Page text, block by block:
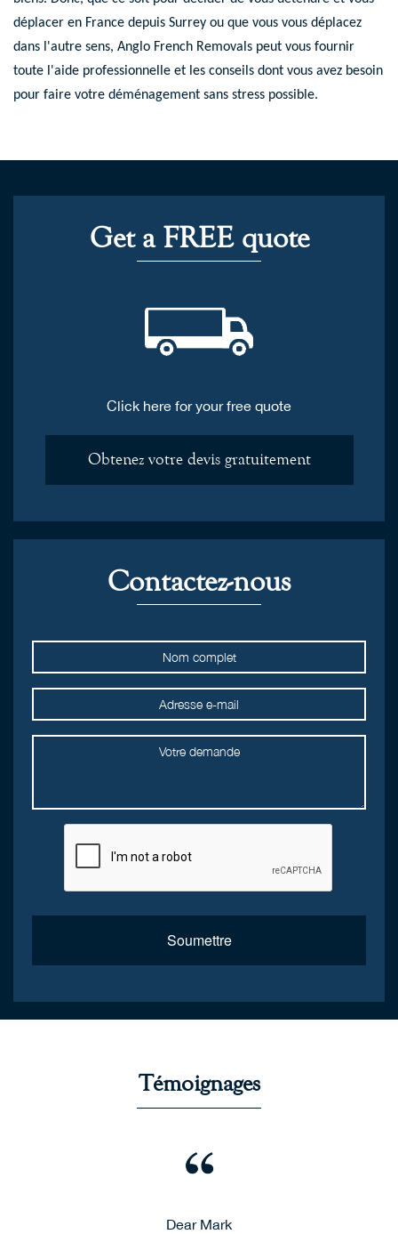
déplacer en France depuis Surrey ou que vous vous déplacez
dans l'autre sens, Anglo French Removals peut vous fournir
toute l'aide professionnelle et les conseils dont vous avez besoin
pour faire votre déménagement sans stress possible.
Get a FREE quote
Click here for your free quote
Obtenez votre devis gratuitement
Contactez-nous
Soumettre
Témoignages
Dear Mark
Dear Jasmine